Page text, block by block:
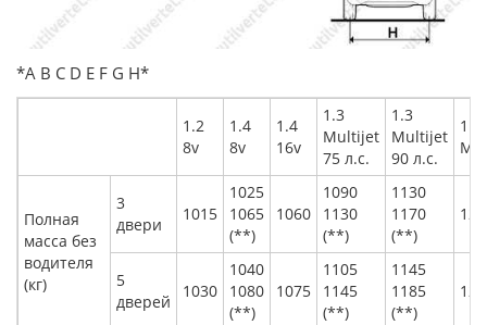
*А В С D E F G H*
1.2
8v
1.4
8v
1.4
16v
1.3
Multijet
75 л.с.
1.3
Multijet
90 л.с.
1.9
Полная
масса без
водителя
(кг)
3
двери
1015
1025
1065
(**)
1060
1090
1130
(**)
1130
1170
(**)
5
дверей
1030
1040
1080
(**)
1075
1105
1145
(**)
1145
1185
(**)